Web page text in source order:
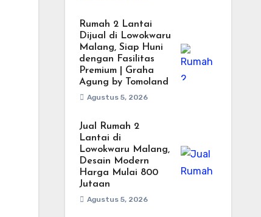
Rumah 2 Lantai
Dijual di Lowokwaru
Malang, Siap Huni
dengan Fasilitas
Premium | Graha
Agung by Tomoland
Agustus 5, 2026
Jual Rumah 2
Lantai di
Lowokwaru Malang,
Desain Modern
Harga Mulai 800
Jutaan
Agustus 5, 2026